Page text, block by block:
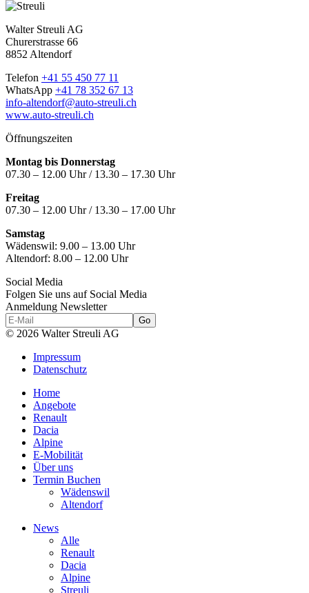
Walter Streuli AG
Churerstrasse 66
8852 Altendorf
Telefon +41 55 450 77 11
WhatsApp +41 78 352 67 13
info-altendorf@auto-streuli.ch
www.auto-streuli.ch
Öffnungszeiten
Montag bis Donnerstag
07.30 – 12.00 Uhr / 13.30 – 17.30 Uhr
Freitag
07.30 – 12.00 Uhr / 13.30 – 17.00 Uhr
Samstag
Wädenswil: 9.00 – 13.00 Uhr
Altendorf: 8.00 – 12.00 Uhr
Social Media
Folgen Sie uns auf Social Media
Anmeldung Newsletter
© 2026 Walter Streuli AG
Impressum
Datenschutz
Home
Angebote
Renault
Dacia
Alpine
E-Mobilität
Über uns
Termin Buchen
Wädenswil
Altendorf
News
Alle
Renault
Dacia
Alpine
Streuli